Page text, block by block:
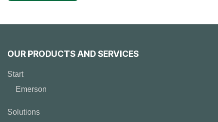
OUR PRODUCTS AND SERVICES
Start
Emerson
Solutions